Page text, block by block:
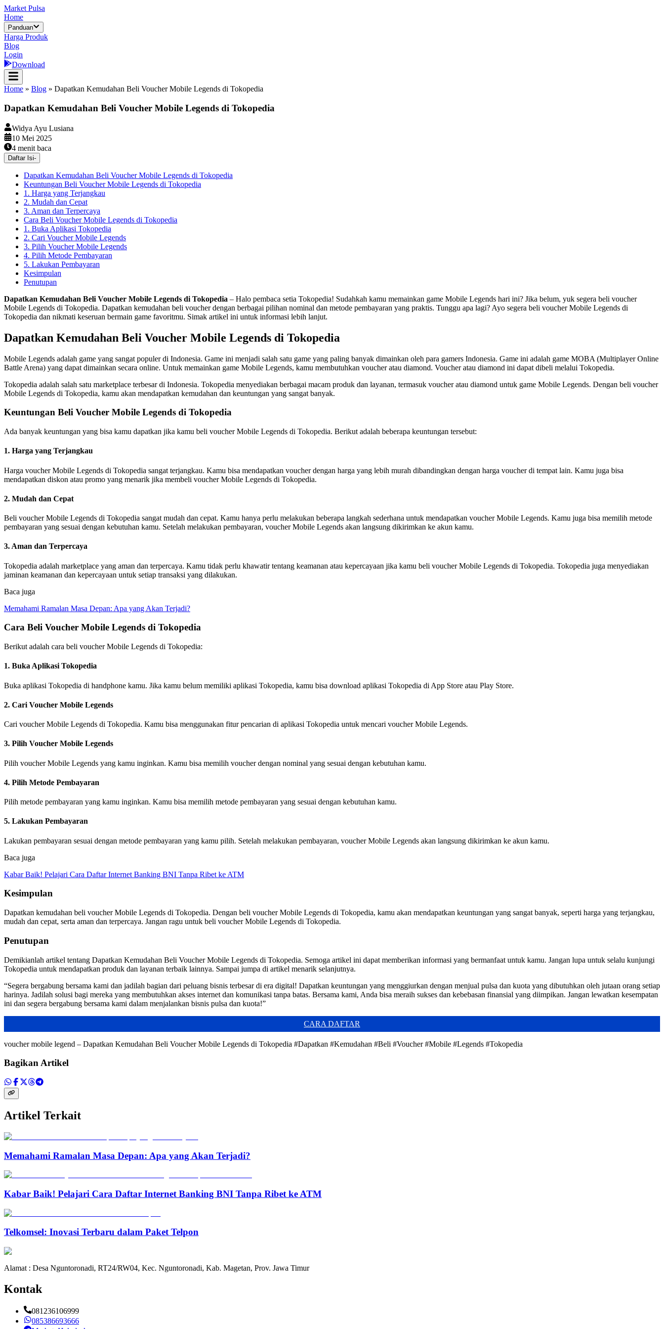
Market Pulsa
Home
Panduan
Harga Produk
Blog
Login
Download
Home » Blog » Dapatkan Kemudahan Beli Voucher Mobile Legends di Tokopedia
Dapatkan Kemudahan Beli Voucher Mobile Legends di Tokopedia
Widya Ayu Lusiana
10 Mei 2025
4 menit baca
Daftar Isi-
Dapatkan Kemudahan Beli Voucher Mobile Legends di Tokopedia
Keuntungan Beli Voucher Mobile Legends di Tokopedia
1. Harga yang Terjangkau
2. Mudah dan Cepat
3. Aman dan Terpercaya
Cara Beli Voucher Mobile Legends di Tokopedia
1. Buka Aplikasi Tokopedia
2. Cari Voucher Mobile Legends
3. Pilih Voucher Mobile Legends
4. Pilih Metode Pembayaran
5. Lakukan Pembayaran
Kesimpulan
Penutupan
Dapatkan Kemudahan Beli Voucher Mobile Legends di Tokopedia – Halo pembaca setia Tokopedia! Sudahkah kamu memainkan game Mobile Legends hari ini? Jika belum, yuk segera beli voucher
Mobile Legends di Tokopedia. Dapatkan kemudahan beli voucher dengan berbagai pilihan nominal dan metode pembayaran yang praktis. Tunggu apa lagi? Ayo segera beli voucher Mobile Legends di
Tokopedia dan nikmati keseruan bermain game favoritmu. Simak artikel ini untuk informasi lebih lanjut.
Dapatkan Kemudahan Beli Voucher Mobile Legends di Tokopedia
Mobile Legends adalah game yang sangat populer di Indonesia. Game ini menjadi salah satu game yang paling banyak dimainkan oleh para gamers Indonesia. Game ini adalah game MOBA (Multiplayer Online
Battle Arena) yang dapat dimainkan secara online. Untuk memainkan game Mobile Legends, kamu membutuhkan voucher atau diamond. Voucher atau diamond ini dapat dibeli melalui Tokopedia.
Tokopedia adalah salah satu marketplace terbesar di Indonesia. Tokopedia menyediakan berbagai macam produk dan layanan, termasuk voucher atau diamond untuk game Mobile Legends. Dengan beli voucher
Mobile Legends di Tokopedia, kamu akan mendapatkan kemudahan dan keuntungan yang sangat banyak.
Keuntungan Beli Voucher Mobile Legends di Tokopedia
Ada banyak keuntungan yang bisa kamu dapatkan jika kamu beli voucher Mobile Legends di Tokopedia. Berikut adalah beberapa keuntungan tersebut:
1. Harga yang Terjangkau
Harga voucher Mobile Legends di Tokopedia sangat terjangkau. Kamu bisa mendapatkan voucher dengan harga yang lebih murah dibandingkan dengan harga voucher di tempat lain. Kamu juga bisa
mendapatkan diskon atau promo yang menarik jika membeli voucher Mobile Legends di Tokopedia.
2. Mudah dan Cepat
Beli voucher Mobile Legends di Tokopedia sangat mudah dan cepat. Kamu hanya perlu melakukan beberapa langkah sederhana untuk mendapatkan voucher Mobile Legends. Kamu juga bisa memilih metode
pembayaran yang sesuai dengan kebutuhan kamu. Setelah melakukan pembayaran, voucher Mobile Legends akan langsung dikirimkan ke akun kamu.
3. Aman dan Terpercaya
Tokopedia adalah marketplace yang aman dan terpercaya. Kamu tidak perlu khawatir tentang keamanan atau kepercayaan jika kamu beli voucher Mobile Legends di Tokopedia. Tokopedia juga menyediakan
jaminan keamanan dan kepercayaan untuk setiap transaksi yang dilakukan.
Baca juga
Memahami Ramalan Masa Depan: Apa yang Akan Terjadi?
Cara Beli Voucher Mobile Legends di Tokopedia
Berikut adalah cara beli voucher Mobile Legends di Tokopedia:
1. Buka Aplikasi Tokopedia
Buka aplikasi Tokopedia di handphone kamu. Jika kamu belum memiliki aplikasi Tokopedia, kamu bisa download aplikasi Tokopedia di App Store atau Play Store.
2. Cari Voucher Mobile Legends
Cari voucher Mobile Legends di Tokopedia. Kamu bisa menggunakan fitur pencarian di aplikasi Tokopedia untuk mencari voucher Mobile Legends.
3. Pilih Voucher Mobile Legends
Pilih voucher Mobile Legends yang kamu inginkan. Kamu bisa memilih voucher dengan nominal yang sesuai dengan kebutuhan kamu.
4. Pilih Metode Pembayaran
Pilih metode pembayaran yang kamu inginkan. Kamu bisa memilih metode pembayaran yang sesuai dengan kebutuhan kamu.
5. Lakukan Pembayaran
Lakukan pembayaran sesuai dengan metode pembayaran yang kamu pilih. Setelah melakukan pembayaran, voucher Mobile Legends akan langsung dikirimkan ke akun kamu.
Baca juga
Kabar Baik! Pelajari Cara Daftar Internet Banking BNI Tanpa Ribet ke ATM
Kesimpulan
Dapatkan kemudahan beli voucher Mobile Legends di Tokopedia. Dengan beli voucher Mobile Legends di Tokopedia, kamu akan mendapatkan keuntungan yang sangat banyak, seperti harga yang terjangkau,
mudah dan cepat, serta aman dan terpercaya. Jangan ragu untuk beli voucher Mobile Legends di Tokopedia.
Penutupan
Demikianlah artikel tentang Dapatkan Kemudahan Beli Voucher Mobile Legends di Tokopedia. Semoga artikel ini dapat memberikan informasi yang bermanfaat untuk kamu. Jangan lupa untuk selalu kunjungi
Tokopedia untuk mendapatkan produk dan layanan terbaik lainnya. Sampai jumpa di artikel menarik selanjutnya.
“Segera bergabung bersama kami dan jadilah bagian dari peluang bisnis terbesar di era digital! Dapatkan keuntungan yang menggiurkan dengan menjual pulsa dan kuota yang dibutuhkan oleh jutaan orang setiap
harinya. Jadilah solusi bagi mereka yang membutuhkan akses internet dan komunikasi tanpa batas. Bersama kami, Anda bisa meraih sukses dan kebebasan finansial yang diimpikan. Jangan lewatkan kesempatan
ini dan segera bergabung bersama kami dalam menjalankan bisnis pulsa dan kuota!”
CARA DAFTAR
voucher mobile legend – Dapatkan Kemudahan Beli Voucher Mobile Legends di Tokopedia #Dapatkan #Kemudahan #Beli #Voucher #Mobile #Legends #Tokopedia
Bagikan Artikel
Artikel Terkait
Memahami Ramalan Masa Depan: Apa yang Akan Terjadi?
Kabar Baik! Pelajari Cara Daftar Internet Banking BNI Tanpa Ribet ke ATM
Telkomsel: Inovasi Terbaru dalam Paket Telpon
Alamat : Desa Nguntoronadi, RT24/RW04, Kec. Nguntoronadi, Kab. Magetan, Prov. Jawa Timur
Kontak
081236106999
085386693666